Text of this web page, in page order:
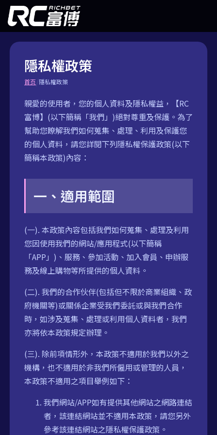
隱私權政策
首页/隱私權政策
親愛的使用者，您的個人資料及隱私權益，【RC
富博】(以下簡稱「我們」)絕對尊重及保護。為了
幫助您瞭解我們如何蒐集、處理、利用及保護您
的個人資料，請您詳閱下列隱私權保護政策(以下
簡稱本政策)內容：
一、適用範圍
(一). 本政策內容包括我們如何蒐集、處理及利用
您因使用我們的網站/應用程式(以下簡稱
「APP」)、服務、參加活動、加入會員、申辦服
務及線上購物等所提供的個人資料。
(二). 我們的合作伙伴(包括但不限於商業組織、政
府機關等)或關係企業受我們委託或與我們合作
時，如涉及蒐集、處理或利用個人資料者，我們
亦將依本政策規定辦理。
(三). 除前項情形外，本政策不適用於我們以外之
機構，也不適用於非我們所僱用或管理的人員，
本政策不適用之項目舉例如下：
我們網站/APP如有提供其他網站之網路連結
者，該連結網站並不適用本政策，請您另外
參考該連結網站之隱私權保護政策。